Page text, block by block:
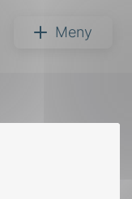
Meny